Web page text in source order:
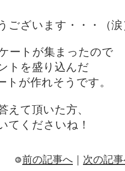
ございます・・・（涙
ートが集まったので
トを盛り込んだ
トが作れそうです。
えて頂いた方、
てくださいね！
前の記事へ 次の記